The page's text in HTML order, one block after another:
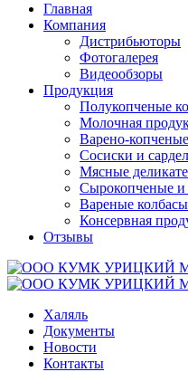
Главная
Компания
Дистрибьюторы
Фотогалерея
Видеообзоры
Продукция
Полукопченые
Молочная
Варено-
Сосиски и
Мясные
Сырокопченые и
Вареные
Консервная
Отзывы
Халяль
Документы
Новости
Контакты